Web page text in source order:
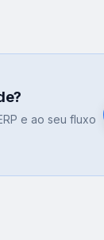
e ao seu fluxo